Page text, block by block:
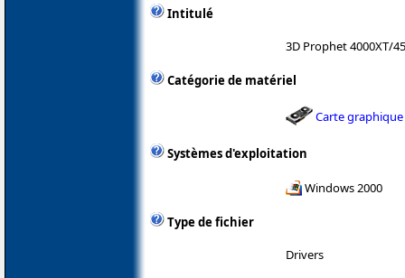
Intitulé
3D Prophet 4000XT/
Catégorie de matériel
Carte graphique
Systèmes d'exploitation
Windows 2000
Type de fichier
Drivers